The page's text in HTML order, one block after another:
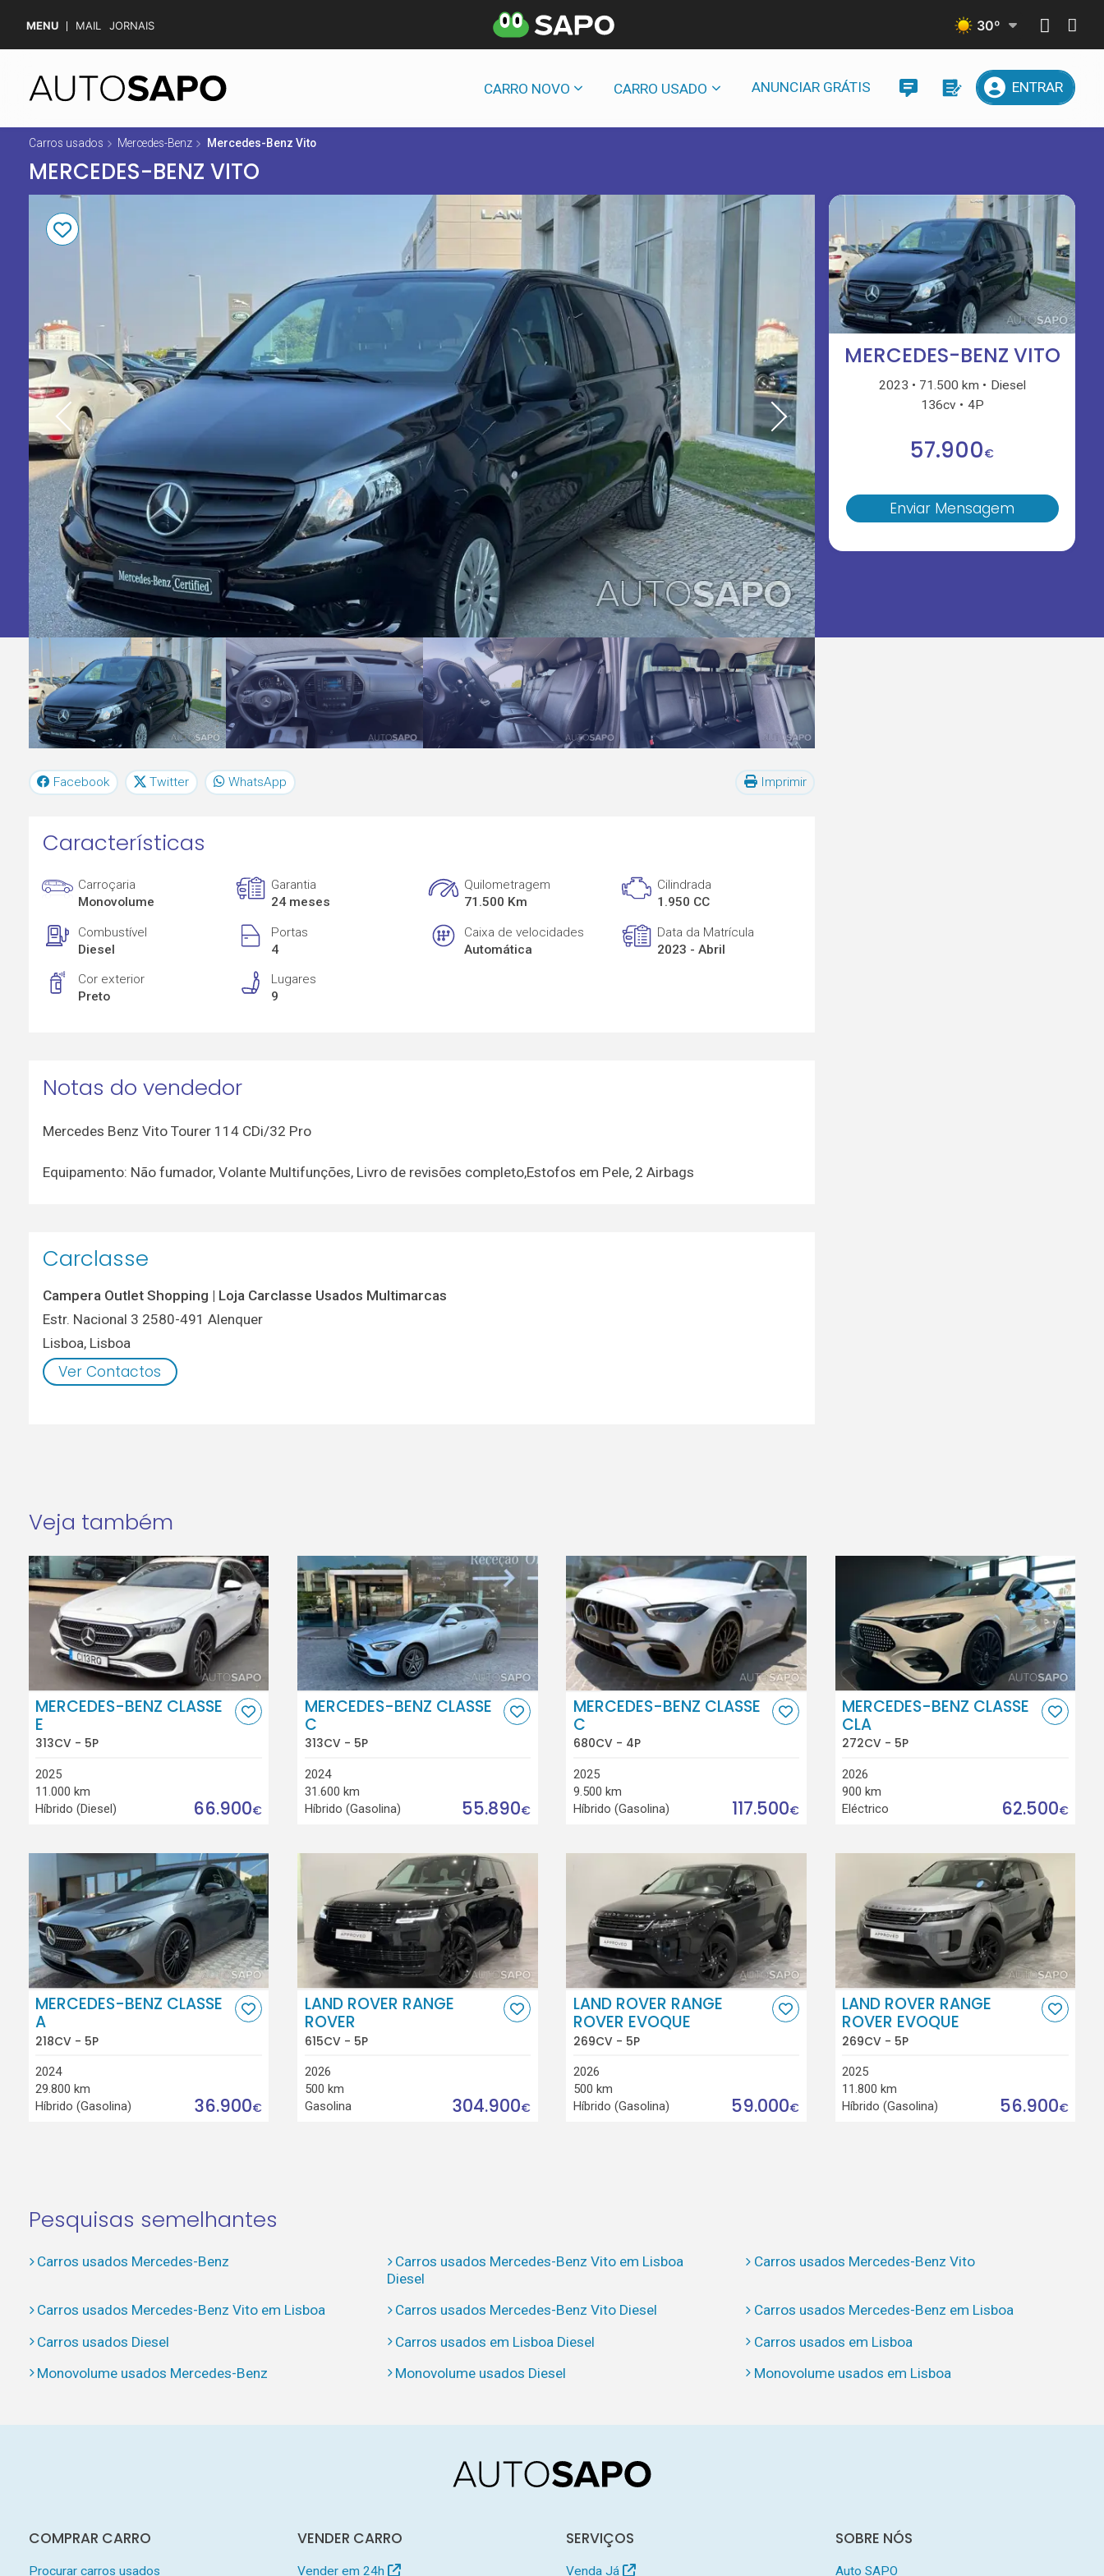
MENU MAIL JORNAIS 30º
CARRO NOVO CARRO USADO ANUNCIAR GRÁTIS ENTRAR
Carros usados Mercedes-Benz Mercedes-Benz Vito
MERCEDES-BENZ VITO
MERCEDES-BENZ VITO
2023 71.500 km
Diesel
136cv
4P
57.900€
Enviar Mensagem
Facebook Twitter WhatsApp Imprimir
Características
Carroçaria
Monovolume
Garantia
24 meses
Quilometragem
71.500 Km
Cilindrada
1.950 CC
Combustível
Diesel
Portas
4
Caixa de velocidades
Automática
Data da Matrícula
2023 - Abril
Cor exterior
Preto
Lugares
9
Notas do vendedor
Mercedes Benz Vito Tourer 114 CDi/32 Pro
Equipamento: Não fumador, Volante Multifunções, Livro de revisões completo,Estofos em Pele, 2 Airbags
Carclasse
Campera Outlet Shopping | Loja Carclasse Usados Multimarcas
Estr. Nacional 3 2580-491 Alenquer
Lisboa, Lisboa
Ver Contactos
Veja também
MERCEDES-BENZ CLASSE
E
313CV - 5P
2025
11.000 km
Híbrido (Diesel)
66.900€
MERCEDES-BENZ CLASSE
C
313CV - 5P
2024
31.600 km
Híbrido (Gasolina)
55.890€
MERCEDES-BENZ CLASSE
C
680CV - 4P
2025
9.500 km
Híbrido (Gasolina)
117.500€
MERCEDES-BENZ CLASSE
CLA
272CV - 5P
2026
900 km
Eléctrico
62.500€
MERCEDES-BENZ CLASSE
A
218CV - 5P
2024
29.800 km
Híbrido (Gasolina)
36.900€
LAND ROVER RANGE
ROVER
615CV - 5P
2026
500 km
Gasolina
304.900€
LAND ROVER RANGE
ROVER EVOQUE
269CV - 5P
2026
500 km
Híbrido (Gasolina)
59.000€
LAND ROVER RANGE
ROVER EVOQUE
269CV - 5P
2025
11.800 km
Híbrido (Gasolina)
56.900€
Pesquisas semelhantes
Carros usados Mercedes-Benz
Carros usados Mercedes-Benz Vito em Lisboa
Diesel
Carros usados Mercedes-Benz Vito
Carros usados Mercedes-Benz Vito em Lisboa Carros usados Mercedes-Benz Vito Diesel
Carros usados Mercedes-Benz em Lisboa
Carros usados Diesel
Carros usados em Lisboa Diesel
Carros usados em Lisboa
Monovolume usados Mercedes-Benz
Monovolume usados Diesel Monovolume usados em Lisboa
COMPRAR CARRO
Procurar carros usados
VENDER CARRO
Vender em 24h
SERVIÇOS
Venda Já
SOBRE NÓS
Auto SAPO